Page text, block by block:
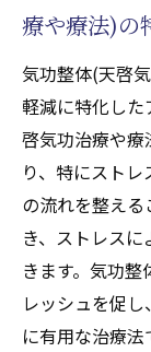
療や療法)の
気功整体(天啓
軽減に特化し
啓気功治療や
り、特にスト
の流れを整え
き、ストレス
きます。気功
レッシュを促
に有用な治療法